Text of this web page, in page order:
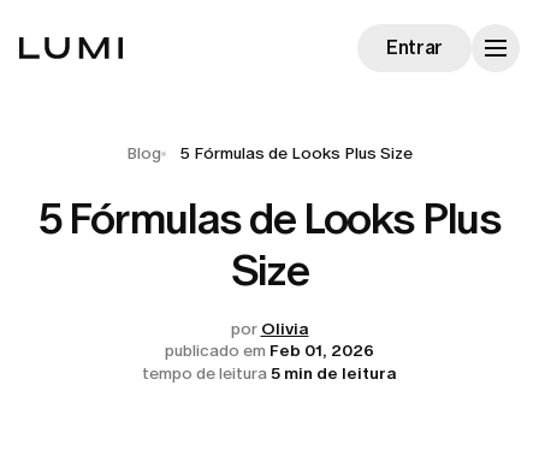
Entrar
Blog 5 Fórmulas de Looks Plus Size
5 Fórmulas de Looks Plus
Size
por Olivia
publicado em Feb 01, 2026
tempo de leitura5 min de leitura